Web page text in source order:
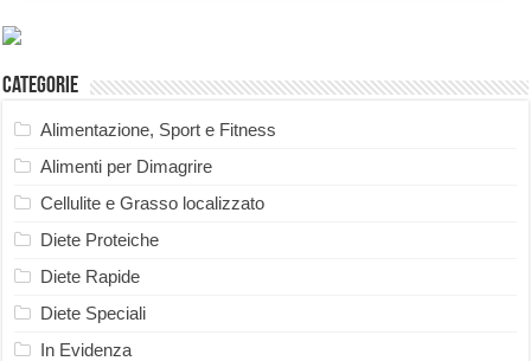
Categorie
Alimentazione, Sport e Fitness
Alimenti per Dimagrire
Cellulite e Grasso localizzato
Diete Proteiche
Diete Rapide
Diete Speciali
In Evidenza